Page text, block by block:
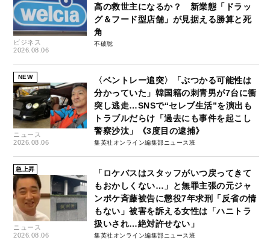
ビジネス
2026.08.06
高の救世主になるか？ 新業態「ドラッ
グ＆フード型店舗」が見据える勝算と死
角
不破聡
NEW
ニュース
2026.08.06
〈ベントレー追突〉「ぶつかる可能性は
分かっていた」韓国籍の刺青男が7台に衝
突し逃走…SNSで“セレブ生活”を演出も
トラブルだらけ「過去にも事件を起こし
警察沙汰」《3度目の逮捕》
集英社オンライン編集部ニュース班
急上昇
ニュース
2026.08.06
「ロケバスはスタッフがいつ戻ってきて
もおかしくない…」と無罪主張の元ジャ
ンポケ斉藤被告に懲役7年求刑「反省の情
もない」被害を訴える女性は「ハニトラ
扱いされ…絶対許せない」
集英社オンライン編集部ニュース班